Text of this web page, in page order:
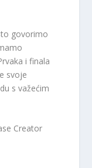
govorimo
i finala
svoje
s važećim
Creator